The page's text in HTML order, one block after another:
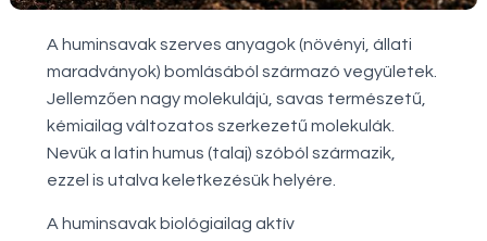
A huminsavak szerves anyagok (növényi, állati
maradványok) bomlásából származó vegyületek.
Jellemzően nagy molekulájú, savas természetű,
kémiailag változatos szerkezetű molekulák.
Nevük a latin humus (talaj) szóból származik,
ezzel is utalva keletkezésük helyére.
A huminsavak biológiailag aktív